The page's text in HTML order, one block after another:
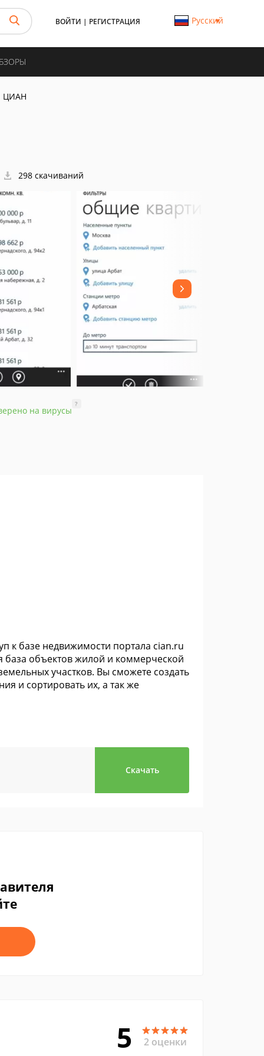
ВОЙТИ | РЕГИСТРАЦИЯ Русский
ЦИАН
298 скачиваний
на вирусы
?
к базе недвижимости портала cian.ru
база объектов жилой и коммерческой
участков. Вы сможете создать
и сортировать их, а так же
Скачать
5 2 оценки